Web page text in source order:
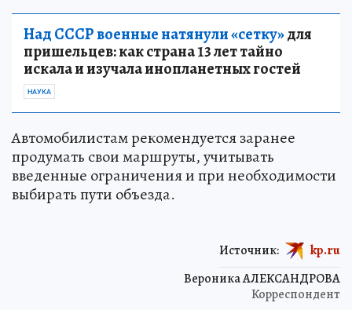
Над СССР военные натянули «сетку»для
пришельцев: как страна 13 лет тайно
искала и изучала инопланетных гостей
НАУКА
Автомобилистам рекомендуется заранее
продумать свои маршруты, учитывать
введенные ограничения и при необходимости
выбирать пути объезда.
Вероника АЛЕКСАНДРОВА
Корреспондент
Источник: kp.ru